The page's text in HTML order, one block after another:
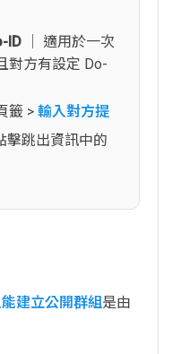
ID│ 適用於一次
對方有設定 Do-
籤 > 輸入對方提
擊跳出資訊中的
建立公開群組 是由